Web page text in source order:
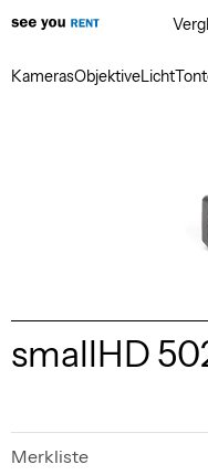
KamerasObjektiveLicht
smallHD
Merkliste